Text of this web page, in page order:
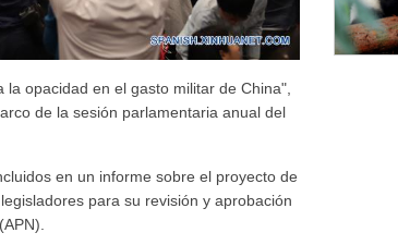
opacidad en el gasto militar de China",
de la sesión parlamentaria anual del
en un informe sobre el proyecto de
para su revisión y aprobación